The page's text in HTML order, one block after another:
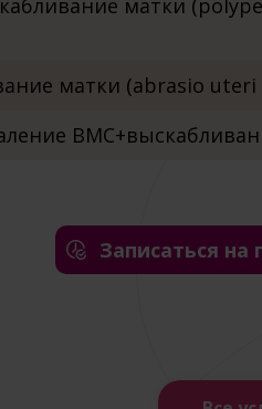
матки
матки (abrasio uteri
Записаться на